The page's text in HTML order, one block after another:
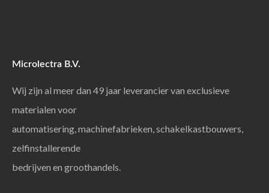
Microlectra B.V.
Wij zijn al meer dan 49 jaar leverancier van exclusieve
materialen voor
automatisering, machinefabrieken, schakelkastbouwers,
zelfinstallerende
bedrijven en groothandels.